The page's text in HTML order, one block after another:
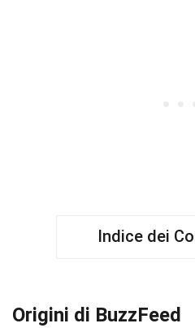
Indice dei
Origini di BuzzFeed